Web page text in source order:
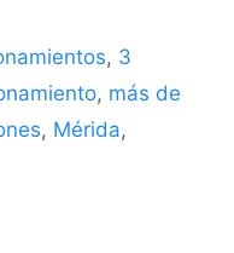
, 3
, más de
, Mérida,